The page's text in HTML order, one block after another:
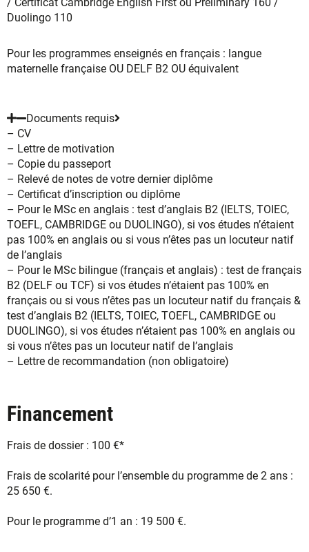
Duolingo 110
Pour les programmes enseignés en français : langue
maternelle française OU DELF B2 OU équivalent
Documents requis
– CV
– Lettre de motivation
– Copie du passeport
– Relevé de notes de votre dernier diplôme
– Certificat d’inscription ou diplôme
– Pour le MSc en anglais : test d’anglais B2 (IELTS, TOIEC,
TOEFL, CAMBRIDGE ou DUOLINGO), si vos études n’étaient
pas 100% en anglais ou si vous n’êtes pas un locuteur natif
de l’anglais
– Pour le MSc bilingue (français et anglais) : test de français
B2 (DELF ou TCF) si vos études n’étaient pas 100% en
français ou si vous n’êtes pas un locuteur natif du français &
test d’anglais B2 (IELTS, TOIEC, TOEFL, CAMBRIDGE ou
DUOLINGO), si vos études n’étaient pas 100% en anglais ou
si vous n’êtes pas un locuteur natif de l’anglais
– Lettre de recommandation (non obligatoire)
Financement
Frais de dossier : 100 €*
Frais de scolarité pour l’ensemble du programme de 2 ans :
25 650 €.
Pour le programme d’1 an : 19 500 €.